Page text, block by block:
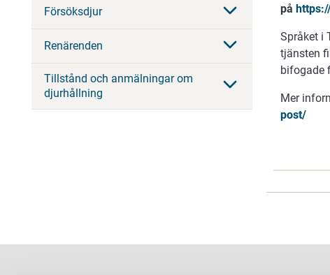
Försöksdjur
Renärenden
Tillstånd och anmälningar om
djurhållning
på
Språket i
tjänsten
bifogade
Mer
post/